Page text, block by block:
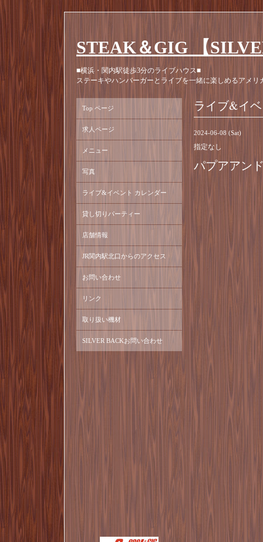
STEAK＆GIG 【
■横浜・関内駅徒歩3分のライブハウス■
ステーキやハンバーガーとライブを一緒に楽しめるアメリ
ライブ&イ
2024-06-08 (Sat)
指定なし
パプアアン
Top ページ
求人ページ
メニュー
写真
ライブ&イベント カレンダー
貸し切りパーティー
店舗情報
JR関内駅北口からのアクセス
お問い合わせ
リンク
取り扱い機材
SILVER BACKお問い合わせ